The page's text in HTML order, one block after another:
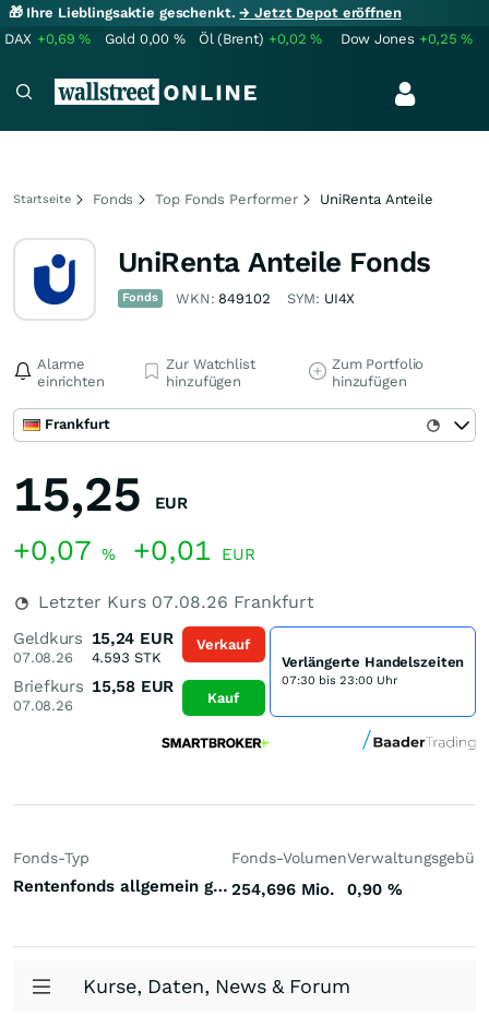
🎁 Ihre Lieblingsaktie geschenkt.→ Jetzt Depot eröffnen
DAX +0,69% Gold 0,00 % Öl (Brent) +0,02% Dow Jones +0,25%
Startseite Fonds Top Fonds Performer UniRenta Anteile
UniRenta Anteile Fonds
Fonds WKN: 849102 SYM: UI4X
Alarme
einrichten
Zur Watchlist
hinzufügen
Zum Portfolio
hinzufügen
Frankfurt
15,25 EUR
+0,07 % +0,01 EUR
Letzter Kurs 07.08.26 Frankfurt
Geldkurs
07.08.26
15,24 EUR
4.593 STK
Briefkurs
07.08.26
15,58 EUR
Verkauf
Kauf
Verlängerte Handelszeiten
07:30 bis 23:00 Uhr
Fonds-Typ
Rentenfonds allgemein gemischte Laufzeiten Welt Hartwährungen (Welt)
Fonds-Volumen
254,696 Mio. 0,90 %
Kurse, Daten, News & Forum